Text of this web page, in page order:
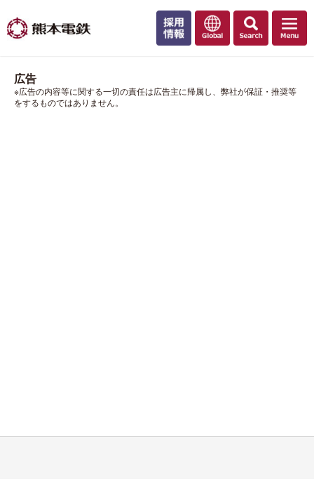
広告
※広告の内容等に関する一切の責任は広告主に帰属し、弊社が保証・推奨等
をするものではありません。